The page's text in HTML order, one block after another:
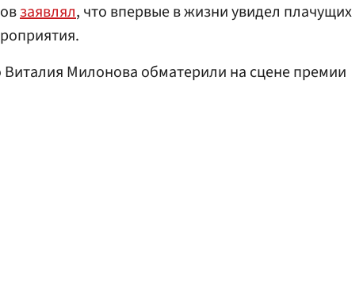
заявлял, что впервые в жизни увидел плачущих
Виталия Милонова обматерили на сцене премии